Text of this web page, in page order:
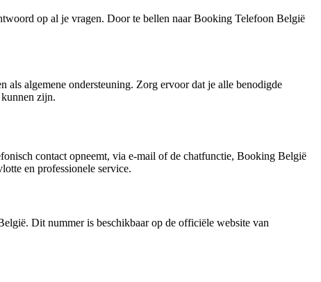
op al je vragen. Door te bellen naar Booking Telefoon België
algemene ondersteuning. Zorg ervoor dat je alle benodigde
zijn.
contact opneemt, via e-mail of de chatfunctie, Booking België
en professionele service.
Dit nummer is beschikbaar op de officiële website van